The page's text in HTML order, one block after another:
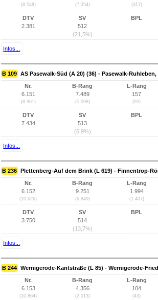
(8.548) (7.354) (317)
DTV
2.381
SV
512
(21,5%)
BPL
Infos...
B 109 AS Pasewalk-Süd (A 20) (36) - Pasewalk-
Nr.
6.151
(8.961)
B-Rang
7.489
(5.098)
L-Rang
157
(92)
DTV
7.434
SV
513
(6,9%)
BPL
Infos...
B 236 Plettenberg-Auf dem Brink (L 619) - Finnentrop-
Nr.
6.152
(10.626)
B-Rang
9.251
(6.849)
L-Rang
1.994
(1.407)
DTV
3.750
SV
514
(13,7%)
BPL
Infos...
B 244 Wernigerode-Kantstraße (L 85) - Wernigerode-
Nr.
6.153
(10.864)
B-Rang
4.356
(2.013)
L-Rang
104
(43)